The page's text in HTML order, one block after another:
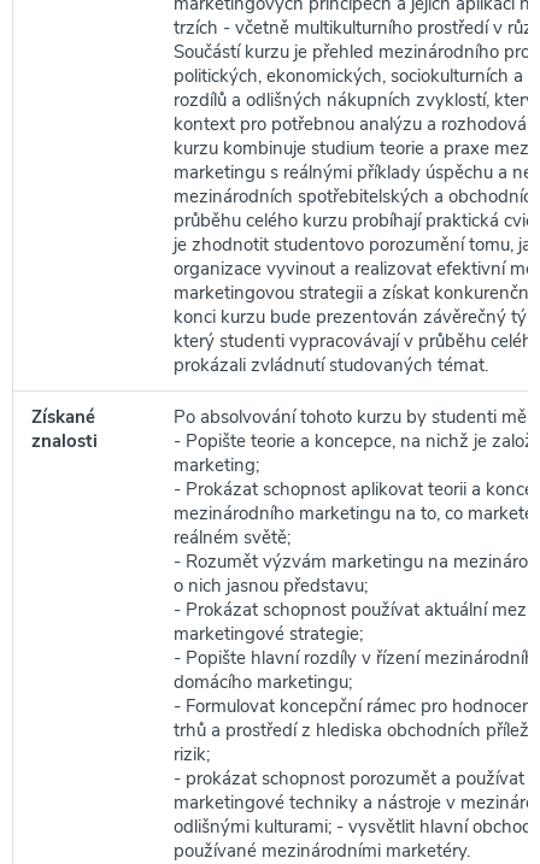
trzích - včetně multikulturního prostředí v
Součástí kurzu je přehled mezinárodního
politických, ekonomických, sociokulturních a
rozdílů a odlišných nákupních zvyklostí,
kontext pro potřebnou analýzu a
kurzu kombinuje studium teorie a praxe
marketingu s reálnými příklady úspěchu a
mezinárodních spotřebitelských a
průběhu celého kurzu probíhají praktická
je zhodnotit studentovo porozumění tomu,
organizace vyvinout a realizovat efektivní
marketingovou strategii a získat konkurenční
konci kurzu bude prezentován závěrečný
který studenti vypracovávají v průběhu
prokázali zvládnutí studovaných témat.
Získané
znalosti
Po absolvování tohoto kurzu by studenti
- Popište teorie a koncepce, na nichž je
marketing;
- Prokázat schopnost aplikovat teorii a
mezinárodního marketingu na to, co
reálném světě;
- Rozumět výzvám marketingu na
o nich jasnou představu;
- Prokázat schopnost používat aktuální
marketingové strategie;
- Popište hlavní rozdíly v řízení
domácího marketingu;
- Formulovat koncepční rámec pro
trhů a prostředí z hlediska obchodních
rizik;
- prokázat schopnost porozumět a používat
marketingové techniky a nástroje v
odlišnými kulturami; - vysvětlit hlavní
používané mezinárodními marketéry.